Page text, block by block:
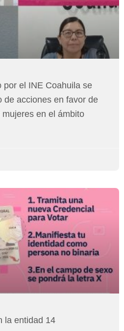
por el INE Coahuila se
de acciones en favor de
en el ámbito
la entidad 14